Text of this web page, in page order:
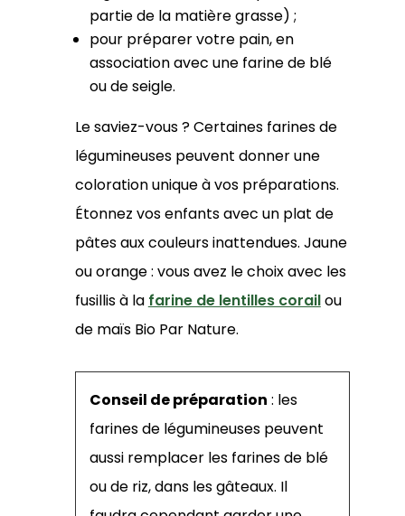
partie de la matière grasse) ;
pour préparer votre pain, en
association avec une farine de blé
ou de seigle.
Le saviez-vous ? Certaines farines de
légumineuses peuvent donner une
coloration unique à vos préparations.
Étonnez vos enfants avec un plat de
pâtes aux couleurs inattendues. Jaune
ou orange : vous avez le choix avec les
fusillis à la farine de lentilles corailou
de maïs Bio Par Nature.
Conseil de préparation : les
farines de légumineuses peuvent
aussi remplacer les farines de blé
ou de riz, dans les gâteaux. Il